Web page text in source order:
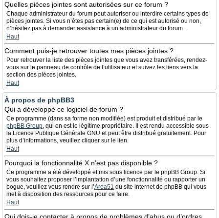
Quelles pièces jointes sont autorisées sur ce forum ?
Chaque administrateur du forum peut autoriser ou interdire certains types de
pièces jointes. Si vous n’êtes pas certain(e) de ce qui est autorisé ou non,
n’hésitez pas à demander assistance à un administrateur du forum.
Haut
Comment puis-je retrouver toutes mes pièces jointes ?
Pour retrouver la liste des pièces jointes que vous avez transférées, rendez-
vous sur le panneau de contrôle de l’utilisateur et suivez les liens vers la
section des pièces jointes.
Haut
À propos de phpBB3
Qui a développé ce logiciel de forum ?
Ce programme (dans sa forme non modifiée) est produit et distribué par le
phpBB Group, qui en est le légitime propriétaire. Il est rendu accessible sous
la Licence Publique Générale GNU et peut être distribué gratuitement. Pour
plus d’informations, veuillez cliquer sur le lien.
Haut
Pourquoi la fonctionnalité X n’est pas disponible ?
Ce programme a été développé et mis sous licence par le phpBB Group. Si
vous souhaitez proposer l’implantation d’une fonctionnalité ou rapporter un
bogue, veuillez vous rendre sur l’Area51 du site internet de phpBB qui vous
met à disposition des ressources pour ce faire.
Haut